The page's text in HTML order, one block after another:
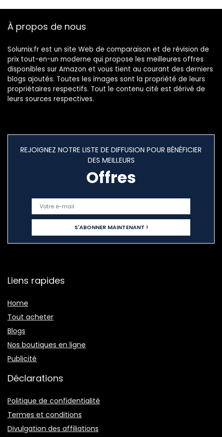
BEATPAD-2
À propos de nous
Solumix.fr est un site Web de comparaison et de révision de
prix tout-en-un moderne qui propose les meilleures offres
disponibles sur Amazon et vous tient au courant des derniers
blogs ajoutés. Toutes les images sont la propriété de leurs
propriétaires respectifs. Tout le contenu cité est dérivé de
leurs sources respectives.
REJOIGNEZ NOTRE LISTE DE DIFFUSION POUR BÉNÉFICIER
DES MEILLEURS
Offres
Liens rapides
Home
Tout acheter
Blogs
Nos boutiques en ligne
Publicité
Déclarations
Politique de confidentialité
Termes et conditions
Divulgation des affiliations